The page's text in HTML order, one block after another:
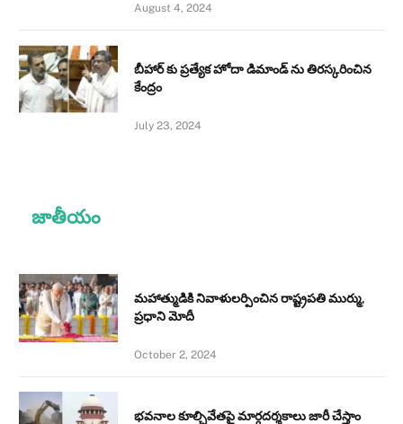
August 4, 2024
బీహార్ కు ప్రత్యేక హోదా డిమాండ్ ను తిరస్కరించిన
కేంద్రం
July 23, 2024
జాతీయం
మహాత్ముడికి నివాళులర్పించిన రాష్ట్రపతి ముర్ము,
ప్రధాని మోదీ
October 2, 2024
భవనాల కూల్చివేతపై మార్గదర్శకాలు జారీ చేస్తాం